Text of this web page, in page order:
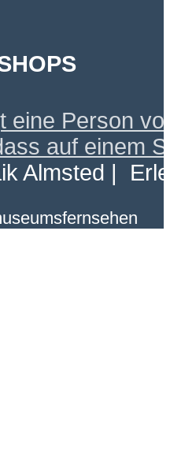
Almsted |